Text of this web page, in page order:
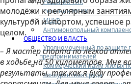
Решения МТИК
МЦУР
Антимонопольный
ОБЩЕСТВО И ВЛАСТЬ
Уполномоченный по защите
предпринимателей
Коммерческий найм жилых
Конкурентная среда
молодёжи к регулярным
культурой и спортом, успешное
целом.
– Я мастер спорта по лёгкой
в ходьбе на 50 километров. Мне
результаты, так как я буду